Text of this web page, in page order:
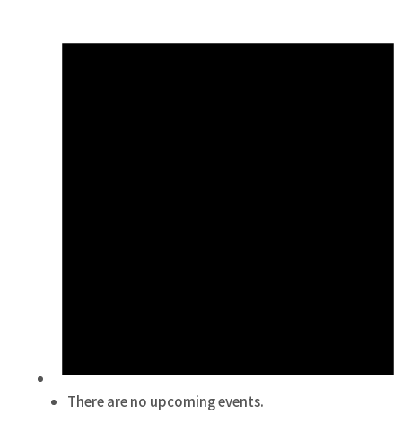
There are no upcoming events.